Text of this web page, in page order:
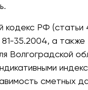
кодекс РФ
35.2004, а
Волгоградской
сметных